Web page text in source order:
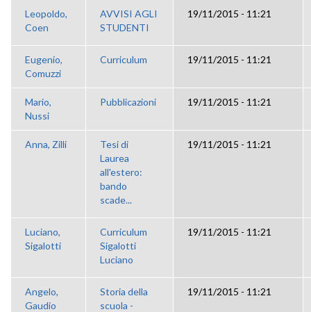
Leopoldo,
Coen
AVVISI AGLI
STUDENTI
19/11/2015 - 11:21
Eugenio,
Comuzzi
Curriculum 19/11/2015 - 11:21
Mario,
Nussi
Pubblicazioni 19/11/2015 - 11:21
Anna, Zilli
Tesi di
Laurea
all'estero:
bando
scade...
19/11/2015 - 11:21
Luciano,
Sigalotti
Curriculum
Sigalotti
Luciano
19/11/2015 - 11:21
Angelo,
Gaudio
Storia della
scuola -
19/11/2015 - 11:21